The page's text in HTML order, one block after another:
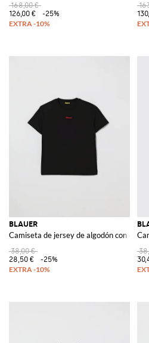
168,00 €
126,00 €
-25%
BLAUER
Camiseta de jersey de algodón con
38,00 €
28,50 €
-25%